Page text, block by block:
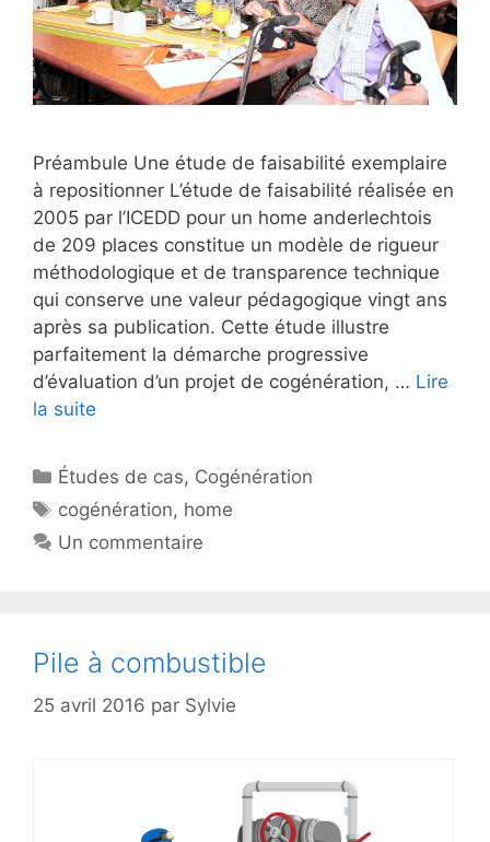
Préambule Une étude de faisabilité exemplaire
à repositionner L’étude de faisabilité réalisée en
2005 par l’ICEDD pour un home anderlechtois
de 209 places constitue un modèle de rigueur
méthodologique et de transparence technique
qui conserve une valeur pédagogique vingt ans
après sa publication. Cette étude illustre
parfaitement la démarche progressive
d’évaluation d’un projet de cogénération, … Lire
la suite
Catégories
Études de cas, Cogénération
Étiquettes
cogénération, home
Un commentaire
Pile à combustible
25 avril 2016 par Sylvie